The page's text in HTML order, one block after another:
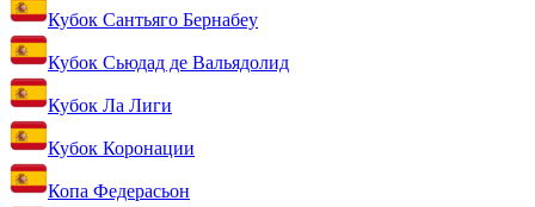
Кубок Сантьяго Бернабеу
Кубок Сьюдад де Вальядолид
Кубок Ла Лиги
Кубок Коронации
Копа Федерасьон